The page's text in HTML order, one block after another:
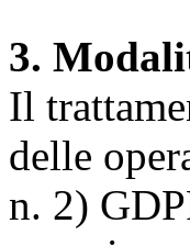
3.
Il
delle
n. 2)